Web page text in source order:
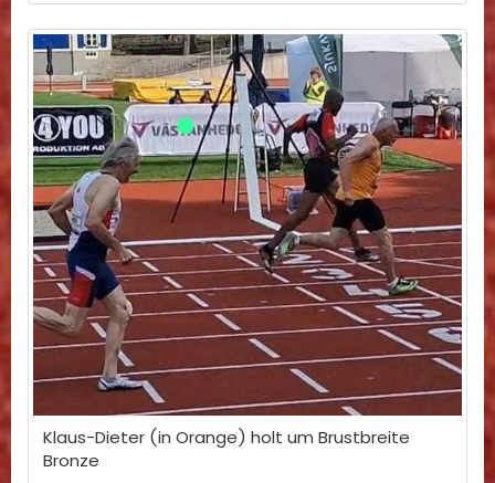
Klaus-Dieter (in Orange) holt um Brustbreite
Bronze